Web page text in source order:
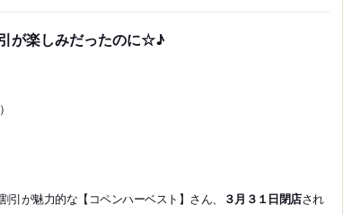
楽しみだったのに☆♪
が魅力的な【コペンハーベスト】さん、 ３月３１日閉店され